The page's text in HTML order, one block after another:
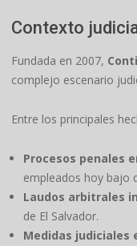
Contexto
Fundada en 2007,
complejo escenario
Entre los principales
Procesos penales
empleados hoy bajo
Laudos arbitrales
de El Salvador.
Medidas judiciales